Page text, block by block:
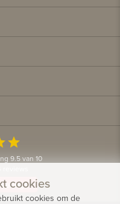
star
9.5 van 10
cookies
cookies om de